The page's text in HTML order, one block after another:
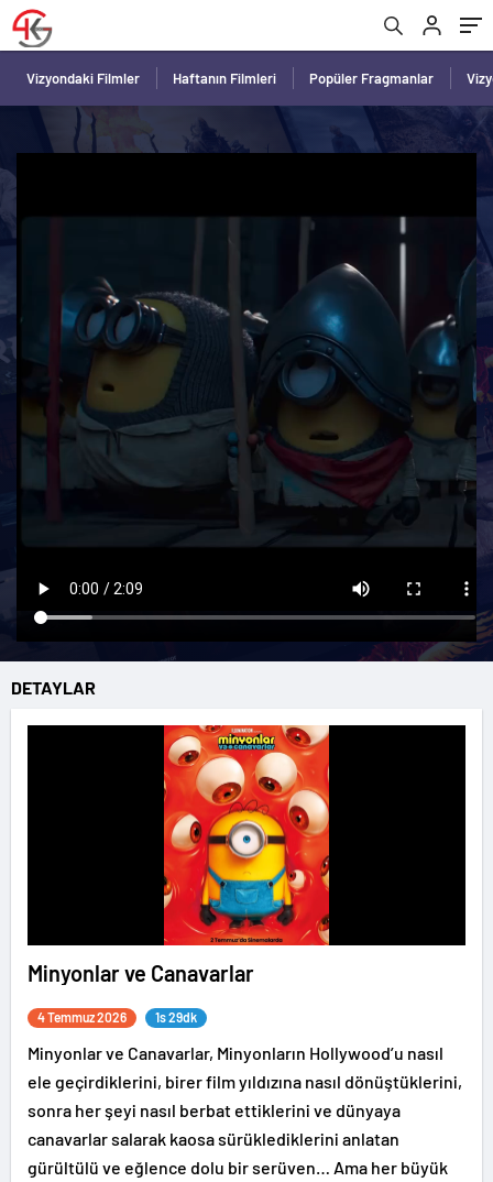
Vizyondaki Filmler Haftanın Filmleri Popüler Fragmanlar
DETAYLAR
Minyonlar ve Canavarlar
4 Temmuz 2026 1s 29dk
Minyonlar ve Canavarlar, Minyonların Hollywood’u nasıl
ele geçirdiklerini, birer film yıldızına nasıl dönüştüklerini,
sonra her şeyi nasıl berbat ettiklerini ve dünyaya
canavarlar salarak kaosa sürüklediklerini anlatan
gürültülü ve eğlence dolu bir serüven… Ama her büyük